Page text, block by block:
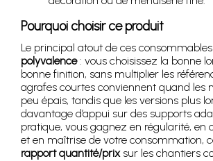
Pourquoi choisir ce produit
Le principal atout de ces
polyvalence: vous choisissez la bonne
bonne finition, sans multiplier les
agrafes courtes conviennent quand les
peu épais, tandis que les versions plus
davantage d’appui sur des supports
pratique, vous gagnez en régularité, en
et en maîtrise de votre consommation,
rapport quantité/prixsur les chantiers